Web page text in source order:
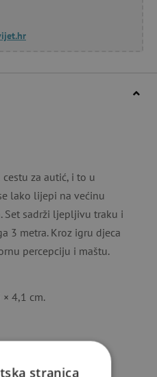
za autić, i to u
lako lijepi na većinu
Set sadrži ljepljivu traku i
3 metra. Kroz igru djeca
percepciju i maštu.
4,1 cm.
stranica